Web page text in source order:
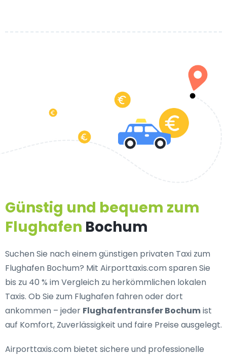
Günstig und bequem zum
Flughafen Bochum
Suchen Sie nach einemgünstigen privaten Taxi zum
Flughafen Bochum? Mit Airporttaxis.com sparen Sie
bis zu 40 % im Vergleich zu herkömmlichen lokalen
Taxis. Ob Sie zum Flughafen fahren oder dort
ankommen – jeder Flughafentransfer Bochumist
auf Komfort, Zuverlässigkeit und faire Preise ausgelegt.
Airporttaxis.com bietet sichere und professionelle